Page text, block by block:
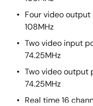
Four video
108MHz
Two video input
74.25MHz
Two video output
74.25MHz
Real time 16